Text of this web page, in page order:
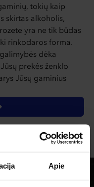
Apie
tokių kaip
skirtas alkoholis,
yra ne tik būdas
rinkodaros forma.
dėka
prekės ženklo
Jūsų gaminius